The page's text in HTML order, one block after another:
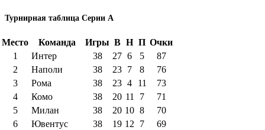
Турнирная таблица Серии А
Место Команда Игры В Н П Очки
1
Интер 38 27 6 5
87
2
Наполи 38 23 7 8
76
3
Рома 38 23 4 11
73
4
Комо 38 20 11 7
71
5
Милан 38 20 10 8
70
6
Ювентус 38 19 12 7
69